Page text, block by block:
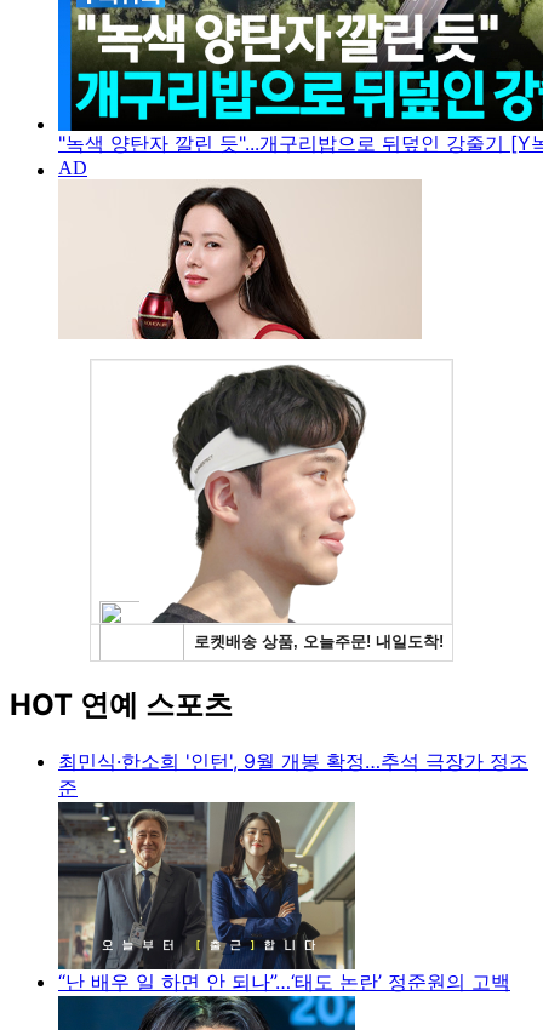
"녹색 양탄자 깔린 듯"...개구리밥으로 뒤덮인 강줄기 [Y
HOT 연예 스포츠
최민식·한소희 '인턴', 9월 개봉 확정…추석 극장가 정조
준
“난 배우 일 하면 안 되나”…‘태도 논란’ 정준원의 고백